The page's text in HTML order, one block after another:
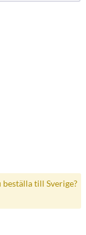
till Sverige?